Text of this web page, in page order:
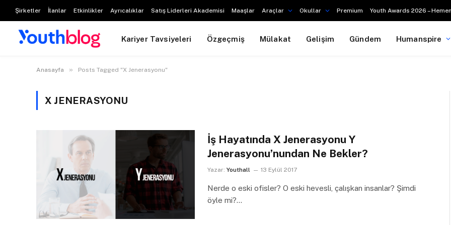
Şirketler İlanlar Etkinlikler Ayrıcalıklar Satış Liderleri Akademisi Maaşlar Araçlar Okullar Premium Youth Awards 2026 –
Kariyer Tavsiyeleri Özgeçmiş Mülakat Gelişim Gündem Humanspire
Anasayfa » Posts Tagged "X Jenerasyonu"
X JENERASYONU
İş Hayatında X Jenerasyonu Y
Jenerasyonu’nundan Ne Bekler?
Yazar: Youthall 13 Eylül 2017
Nerde o eski ofisler? O eski hevesli, çalışkan insanlar? Şimdi
öyle mi?…